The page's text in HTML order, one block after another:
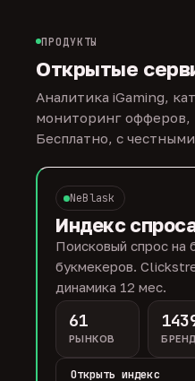
ПРОДУКТЫ
Открытые
Аналитика iGaming,
мониторинг офферов,
Бесплатно, с
NeBlask
Индекс
Поисковый спрос на
букмекеров.
динамика 12 мес.
61
РЫНКОВ
Открыть индекс